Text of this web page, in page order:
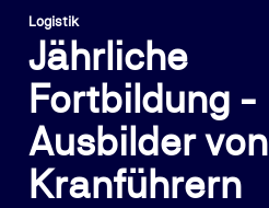
Logistik
Jährliche
Fortbildung -
Ausbilder von
Kranführern